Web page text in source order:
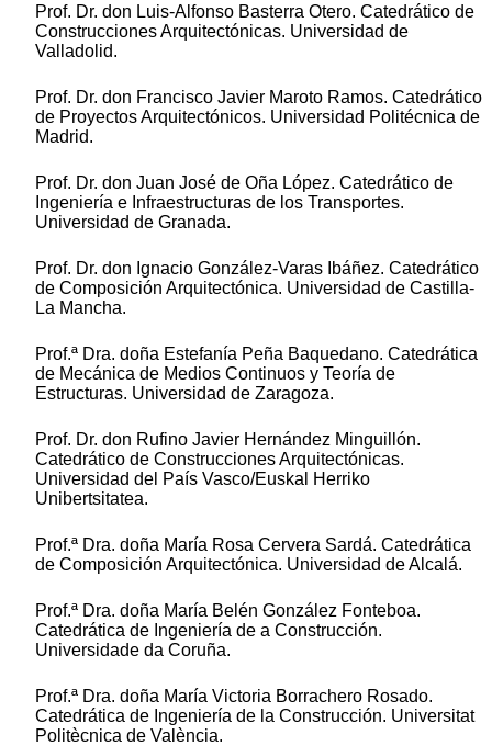
Prof. Dr. don Luis-Alfonso Basterra Otero. Catedrático de
Construcciones Arquitectónicas. Universidad de
Valladolid.
Prof. Dr. don Francisco Javier Maroto Ramos. Catedrático
de Proyectos Arquitectónicos. Universidad Politécnica de
Madrid.
Prof. Dr. don Juan José de Oña López. Catedrático de
Ingeniería e Infraestructuras de los Transportes.
Universidad de Granada.
Prof. Dr. don Ignacio González-Varas Ibáñez. Catedrático
de Composición Arquitectónica. Universidad de Castilla-
La Mancha.
Prof.ª Dra. doña Estefanía Peña Baquedano. Catedrática
de Mecánica de Medios Continuos y Teoría de
Estructuras. Universidad de Zaragoza.
Prof. Dr. don Rufino Javier Hernández Minguillón.
Catedrático de Construcciones Arquitectónicas.
Universidad del País Vasco/Euskal Herriko
Unibertsitatea.
Prof.ª Dra. doña María Rosa Cervera Sardá. Catedrática
de Composición Arquitectónica. Universidad de Alcalá.
Prof.ª Dra. doña María Belén González Fonteboa.
Catedrática de Ingeniería de a Construcción.
Universidade da Coruña.
Prof.ª Dra. doña María Victoria Borrachero Rosado.
Catedrática de Ingeniería de la Construcción. Universitat
Politècnica de València.